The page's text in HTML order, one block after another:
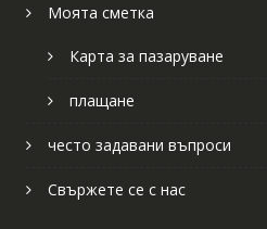
Моята сметка
Карта за пазаруване
плащане
често задавани въпроси
Свържете се с нас